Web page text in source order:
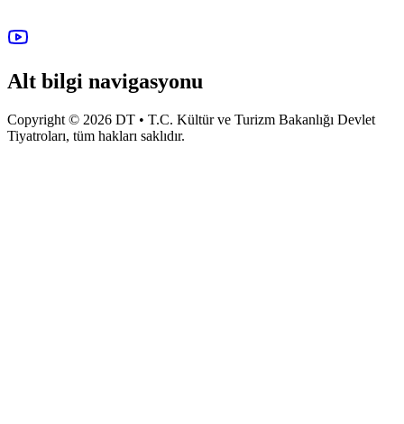
Alt bilgi navigasyonu
Copyright © 2026 DT • T.C. Kültür ve Turizm Bakanlığı Devlet
Tiyatroları, tüm hakları saklıdır.